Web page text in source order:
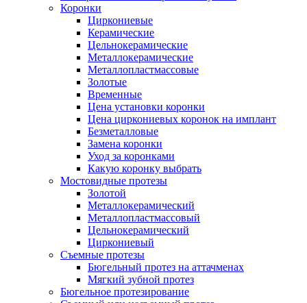
Коронки
Циркониевые
Керамические
Цельнокерамические
Металлокерамические
Металлопластмассовые
Золотые
Временные
Цена установки коронки
Цена циркониевых коронок на имплант
Безметалловые
Замена коронки
Уход за коронками
Какую коронку выбрать
Мостовидные протезы
Золотой
Металлокерамический
Металлопластмассовый
Цельнокерамический
Циркониевый
Съемные протезы
Бюгельный протез на аттачменах
Мягкий зубной протез
Бюгельное протезирование